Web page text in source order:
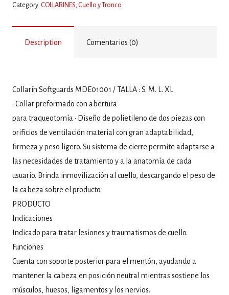
Category: COLLARINES, Cuello y Tronco
Description Comentarios (0)
Collarín Softguards MDE01001 / TALLA : S. M. L. XL
• Collar preformado con abertura
para traqueotomía • Diseño de polietileno de dos piezas con
orificios de ventilación material con gran adaptabilidad,
firmeza y peso ligero. Su sistema de cierre permite adaptarse a
las necesidades de tratamiento y a la anatomía de cada
usuario. Brinda inmovilización al cuello, descargando el peso de
la cabeza sobre el producto.
PRODUCTO
Indicaciones
Indicado para tratar lesiones y traumatismos de cuello.
Funciones
Cuenta con soporte posterior para el mentón, ayudando a
mantener la cabeza en posición neutral mientras sostiene los
músculos, huesos, ligamentos y los nervios.